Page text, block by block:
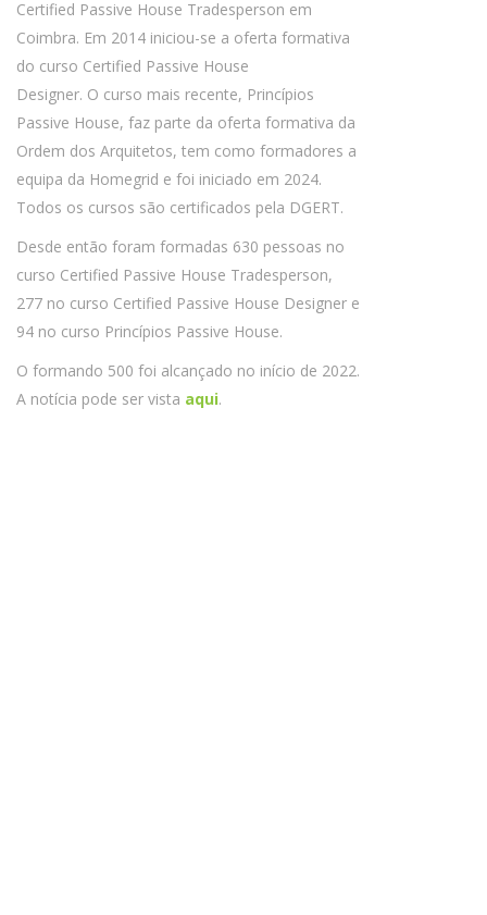
Certified Passive House Tradesperson em
Coimbra. Em 2014 iniciou-se a oferta formativa
do curso Certified Passive House
Designer. O curso mais recente, Princípios
Passive House, faz parte da oferta formativa da
Ordem dos Arquitetos, tem como formadores a
equipa da Homegrid e foi iniciado em 2024.
Todos os cursos são certificados pela DGERT.
Desde então foram formadas 630 pessoas no
curso Certified Passive House Tradesperson,
277 no curso Certified Passive House Designer e
94 no curso Princípios Passive House.
O formando 500 foi alcançado no início de 2022.
A notícia pode ser vista aqui.